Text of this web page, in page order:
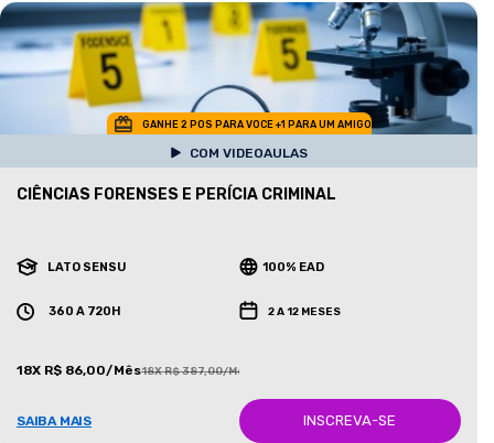
GANHE 2 POS PARA VOCE +1 PARA UM AMIGO
COM VIDEOAULAS
CIÊNCIAS FORENSES E PERÍCIA CRIMINAL
LATO SENSU 100% EAD
360 A 720H 2 A 12 MESES
18X R$ 86,00/Mês18X R$ 387,00/Mês
SAIBA MAIS INSCREVA-SE